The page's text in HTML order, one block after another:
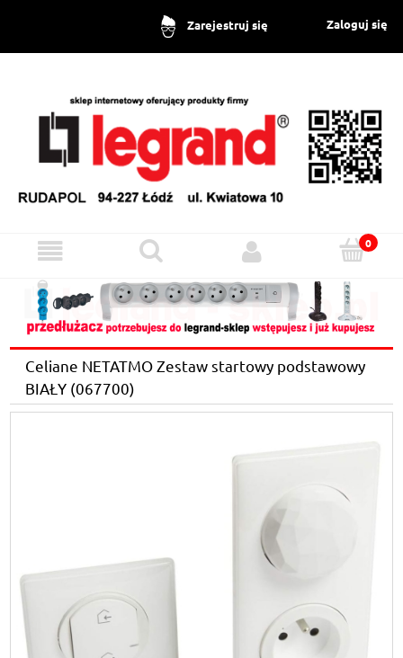
Zarejestruj się Zaloguj się
Celiane NETATMO Zestaw startowy podstawowy
BIAŁY (067700)